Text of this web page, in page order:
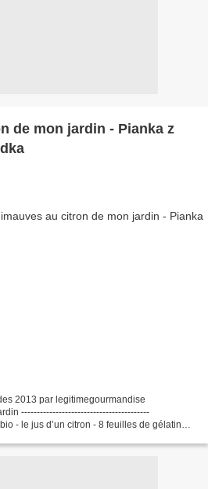
de mon jardin - Pianka z
2013 par legitimegourmandise
-----------------------------------------
- le jus d’un citron - 8 feuilles de gélatine -